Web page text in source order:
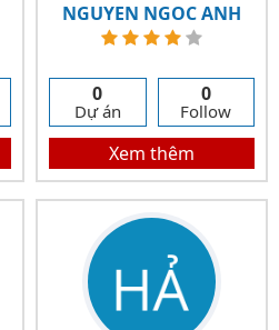
NGUYEN NGOC ANH
0
Dự án
0
Follow
Xem thêm